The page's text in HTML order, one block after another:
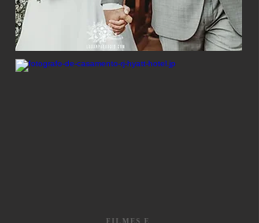
FILMES E